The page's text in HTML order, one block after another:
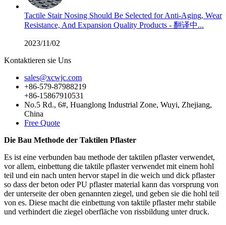
Tactile Stair Nosing Should Be Selected for Anti-Aging, Wear
Resistance, And Expansion Quality Products - 翻译中...
2023/11/02
Kontaktieren sie Uns
sales@xcwjc.com
+86-579-87988219
+86-15867910531
No.5 Rd., 6#, Huanglong Industrial Zone, Wuyi, Zhejiang,
China
Free Quote
Die Bau Methode der Taktilen Pflaster
Es ist eine verbunden bau methode der taktilen pflaster verwendet,
vor allem, einbettung die taktile pflaster verwendet mit einem hohl
teil und ein nach unten hervor stapel in die weich und dick pflaster
so dass der beton oder PU pflaster material kann das vorsprung von
der unterseite der oben genannten ziegel, und geben sie die hohl teil
von es. Diese macht die einbettung von taktile pflaster mehr stabile
und verhindert die ziegel oberfläche von rissbildung unter druck.